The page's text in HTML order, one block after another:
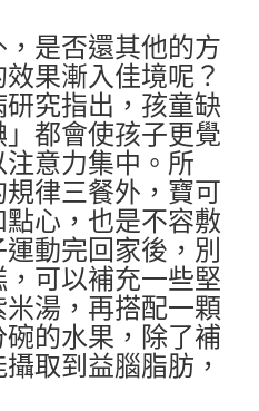
是否還其他的方
果漸入佳境呢？
究指出，孩童缺
都會使孩子更覺
意力集中。所
律三餐外，寶可
心，也是不容敷
動完回家後，別
可以補充一些堅
湯，再搭配一顆
的水果，除了補
取到益腦脂肪，